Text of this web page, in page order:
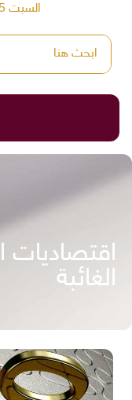
السبت 25 صفر 1448 / 8-8-2026
اقتصاديات
الغائبة